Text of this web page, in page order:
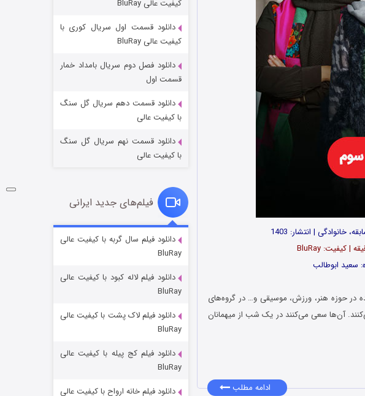
خانوادگی | انتشار: 1403
در حوزه هنر، ورزش، موسیقی و… در گروه‌های
آن‌ها سعی می‌کنند در یک شب از میهمانان
ادامه مطلب
شکست استوارت در نجات جهان
قسمت ۷ (زیرنویس) منتشر شد
شوگر فصل ۲
قسمت
خاندان اژدها فصل ۳
کیفیت عالی BluRay
دانلود قسمت اول سریال کوری با
کیفیت عالی BluRay
دانلود فصل دوم سریال بامداد خمار
قسمت اول
دانلود قسمت دهم سریال گل سنگ
با کیفیت عالی
دانلود قسمت نهم سریال گل سنگ
با کیفیت عالی
فیلم‌های جدید ایرانی
دانلود فیلم سال گربه با کیفیت عالی
BluRay
دانلود فیلم لاله کبود با کیفیت عالی
BluRay
دانلود فیلم لاک پشت با کیفیت عالی
BluRay
دانلود فیلم کج‌ پیله با کیفیت عالی
BluRay
دانلود فیلم خانه ارواح با کیفیت عالی